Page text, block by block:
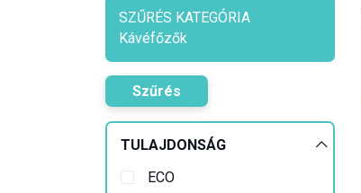
SZŰRÉS KATEGÓRIA
Kávéfőzők
Szűrés
TULAJDONSÁG
ECO